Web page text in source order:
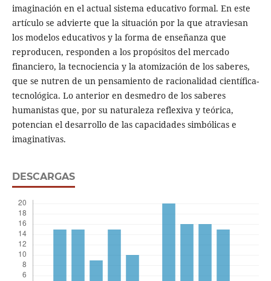
imaginación en el actual sistema educativo formal. En este
artículo se advierte que la situación por la que atraviesan
los modelos educativos y la forma de enseñanza que
reproducen, responden a los propósitos del mercado
financiero, la tecnociencia y la atomización de los saberes,
que se nutren de un pensamiento de racionalidad científica-
tecnológica. Lo anterior en desmedro de los saberes
humanistas que, por su naturaleza reflexiva y teórica,
potencian el desarrollo de las capacidades simbólicas e
imaginativas.
DESCARGAS